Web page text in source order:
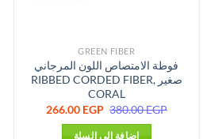
GREEN FIBER
فوطة الامتصاص اللون المرجاني
صغير RIBBED CORDED FIBER,
CORAL
380.00EGP
السعر
هو:
266.00 EGP
إضافة إلى السلة